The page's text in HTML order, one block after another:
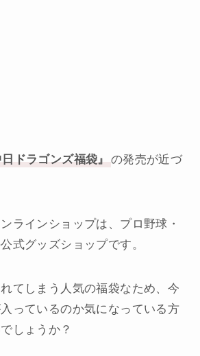
日ドラゴンズ福袋』
の発売が近づ
ラインショップは、プロ野球・
式グッズショップです。
てしまう人気の福袋なため、今
っているのか気になっている方
しょうか？